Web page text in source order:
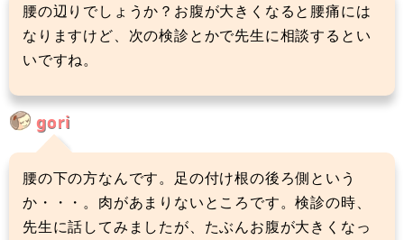
腰の辺りでしょうか？お腹が大きくなると腰痛には
なりますけど、次の検診とかで先生に相談するとい
いですね。
gori
腰の下の方なんです。足の付け根の後ろ側という
か・・・。肉があまりないところです。検診の時、
先生に話してみましたが、たぶんお腹が大きくなっ